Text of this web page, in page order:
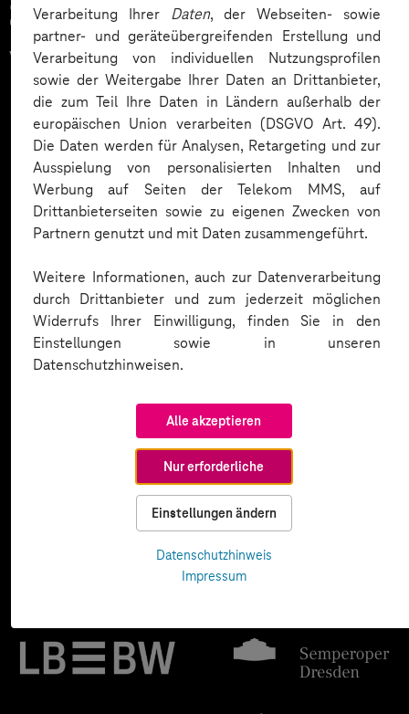
Verarbeitung Ihrer Daten, der Webseiten- sowie
partner- und geräteübergreifenden Erstellung und
Verarbeitung von individuellen Nutzungsprofilen
sowie der Weitergabe Ihrer Daten an Drittanbieter,
die zum Teil Ihre Daten in Ländern außerhalb der
europäischen Union verarbeiten (DSGVO Art. 49).
Die Daten werden für Analysen, Retargeting und zur
Ausspielung von personalisierten Inhalten und
Werbung auf Seiten der Telekom MMS, auf
Drittanbieterseiten sowie zu eigenen Zwecken von
Partnern genutzt und mit Daten zusammengeführt.
Weitere Informationen, auch zur Datenverarbeitung
durch Drittanbieter und zum jederzeit möglichen
Widerrufs Ihrer Einwilligung, finden Sie in den
Einstellungen sowie in unseren
Datenschutzhinweisen.
Alle akzeptieren
Nur erforderliche
Einstellungen ändern
Datenschutzhinweis
Impressum
Zahlreiche Unternehmen
vertrauen auf unsere
Expertise. Hier eine Auswahl: